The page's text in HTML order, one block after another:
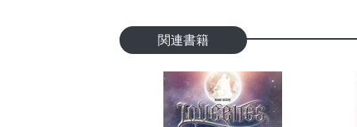
関連書籍